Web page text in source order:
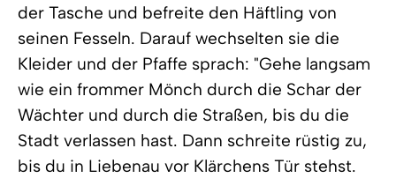
der Tasche und befreite den Häftling von
seinen Fesseln. Darauf wechselten sie die
Kleider und der Pfaffe sprach: "Gehe langsam
wie ein frommer Mönch durch die Schar der
Wächter und durch die Straßen, bis du die
Stadt verlassen hast. Dann schreite rüstig zu,
bis du in Liebenau vor Klärchens Tür stehst.